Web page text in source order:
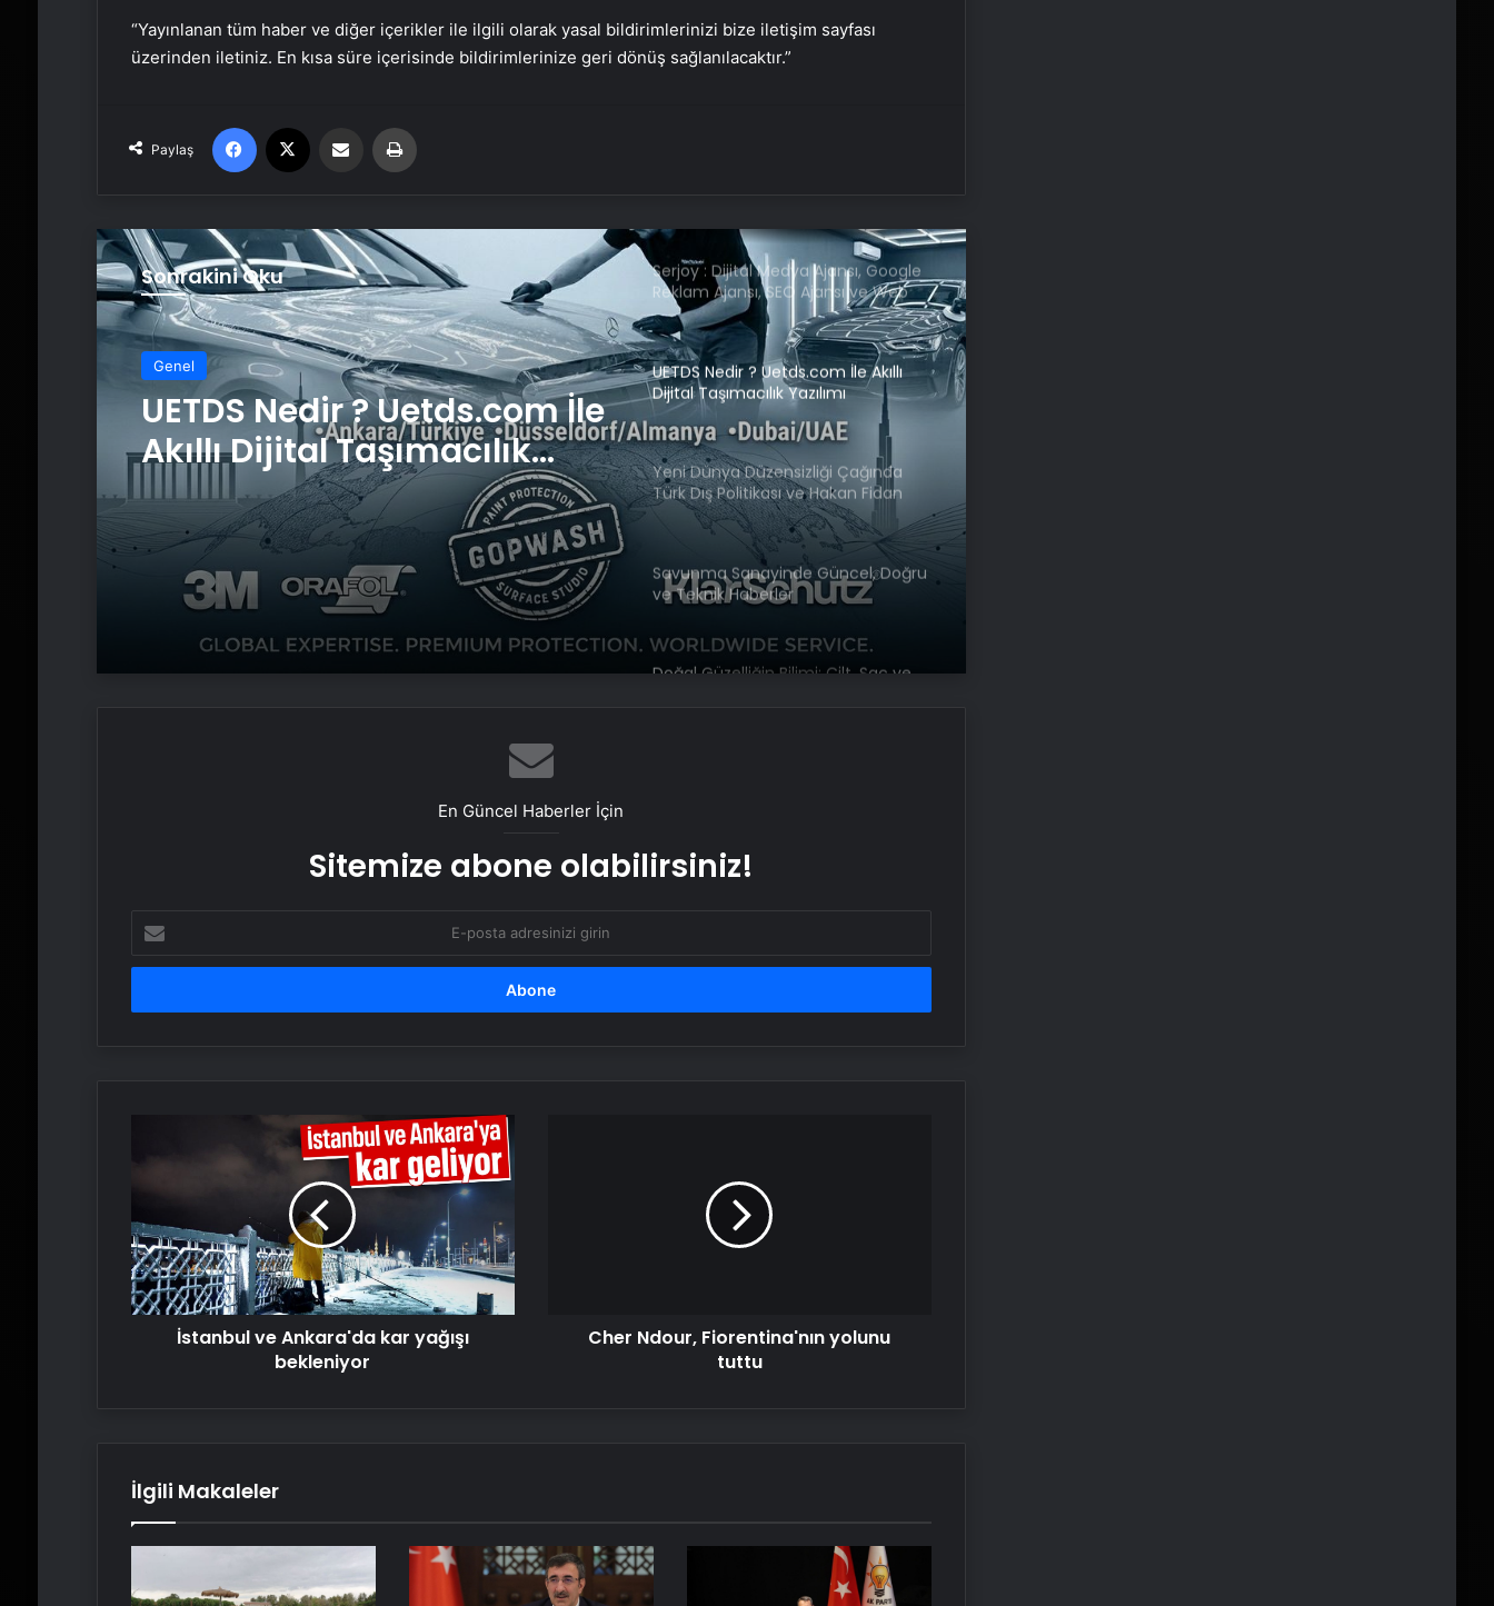
“Yayınlanan tüm haber ve diğer içerikler ile ilgili olarak yasal bildirimlerinizi bize iletişim sayfası
üzerinden iletiniz. En kısa süre içerisinde bildirimlerinize geri dönüş sağlanılacaktır.”
Paylaş
Facebook Email'den paylaş
Sonrakini Oku
Genel
UETDS Nedir ? Uetds.com İle
Akıllı Dijital Taşımacılık
Yazılımı
Dışişleri Sözcüsü Keçeli: Kıbrıs Özel
Serjoy : Dijital Medya Ajansı, Google
Reklam Ajansı, SEO Ajansı ve Web
Tasarım Ajansı
UETDS Nedir ? Uetds.com İle Akıllı
Dijital Taşımacılık Yazılımı
Yeni Dünya Düzensizliği Çağında
Türk Dış Politikası ve Hakan Fidan
Faktörü
Savunma Sanayinde Güncel, Doğru
ve Teknik Haberler
Doğal Güzelliğin Bilimi: Cilt, Saç ve
Baba ve 3 oğlu aynı suçtan
Bozulmuş meze, et ve et ürünleri
bulundu
UETDS Nedir ? Uetds.com İle Akıllı
Savunma Sanayinde Güncel, Doğru
En Güncel Haberler İçin
Sitemize abone olabilirsiniz!
posta
adresinizi
yağışı
bekleniyor
İstanbul ve Ankara'da kar yağışı
bekleniyor
Cher Ndour, Fiorentina'nın yolunu
tuttu
İlgili Makaleler